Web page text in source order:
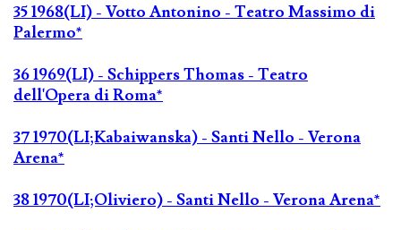
35 1968(LI) - Votto Antonino - Teatro Massimo di
Palermo*
36 1969(LI) - Schippers Thomas - Teatro
dell'Opera di Roma*
37 1970(LI;Kabaiwanska) - Santi Nello - Verona
Arena*
38 1970(LI;Oliviero) - Santi Nello - Verona Arena*